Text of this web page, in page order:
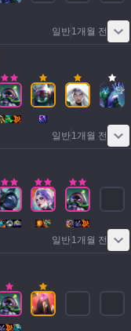
일반1개월 전
일반1개월 전
일반1개월 전